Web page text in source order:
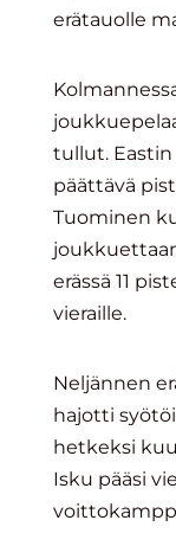
erätauolle
tullut.
päättävä
Tuominen
erässä 11
vieraille.
Neljännen
hajotti
hetkeksi
Isku pääsi